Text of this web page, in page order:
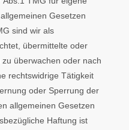
Gesetzen
sind wir als
übermittelte oder
überwachen oder nach
rechtswidrige Tätigkeit
oder Sperrung der
allgemeinen Gesetzen
Haftung ist